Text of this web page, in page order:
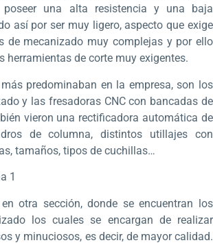
una alta resistencia y una baja
así por ser muy ligero, aspecto que exige
de mecanizado muy complejas y por ello
herramientas de corte muy exigentes.
predominaban en la empresa, son los
y las fresadoras CNC con bancadas de
vieron una rectificadora automática de
de columna, distintos utillajes con
tamaños, tipos de cuchillas…
otra sección, donde se encuentran los
los cuales se encargan de realizar
y minuciosos, es decir, de mayor calidad.